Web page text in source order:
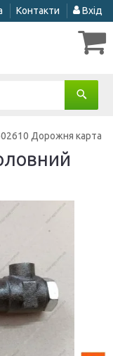
Контакти Вхід
Дорожня карта